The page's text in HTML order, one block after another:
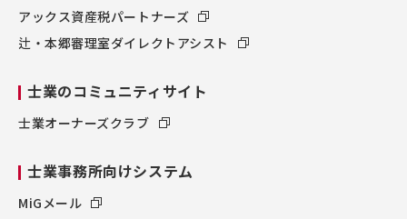
アックス資産税パートナーズ
辻・本郷審理室ダイレクトアシスト
士業のコミュニティサイト
士業オーナーズクラブ
士業事務所向けシステム
MiGメール